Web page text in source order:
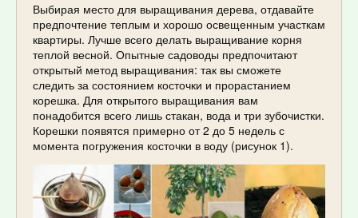
Выбирая место для выращивания дерева, отдавайте
предпочтение теплым и хорошо освещенным участкам
квартиры. Лучше всего делать выращивание корня
теплой весной. Опытные садоводы предпочитают
открытый метод выращивания: так вы сможете
следить за состоянием косточки и прорастанием
корешка. Для открытого выращивания вам
понадобится всего лишь стакан, вода и три зубочистки.
Корешки появятся примерно от 2 до 5 недель с
момента погружения косточки в воду (рисунок 1).